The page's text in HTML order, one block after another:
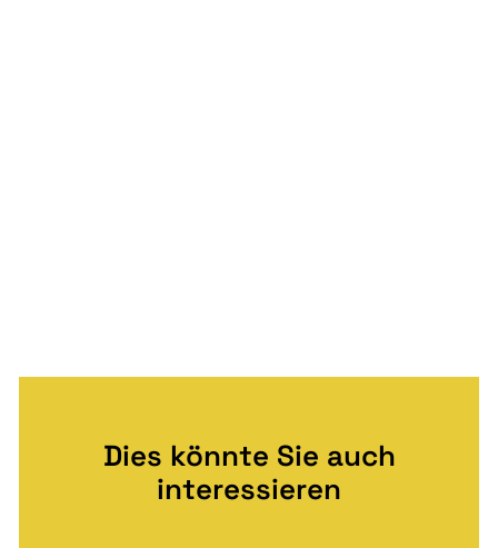
Dies könnte Sie auch
interessieren